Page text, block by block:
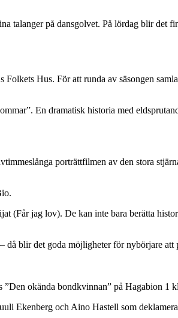
talanger på dansgolvet. På lördag blir det
Hus. För att runda av säsongen
En dramatisk historia med
porträttfilmen av den stora
(Får jag lov). De kan inte bara berätta
blir det goda möjligheter för nybörjare
okända bondkvinnan” på Hagabion
Ekenberg och Aino Hastell som